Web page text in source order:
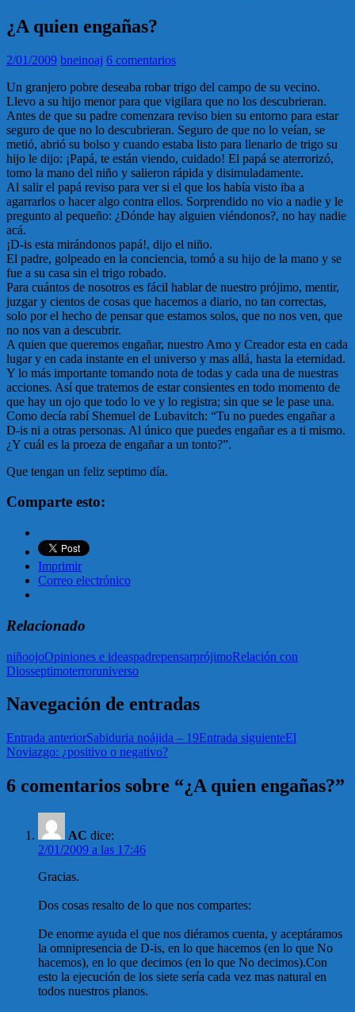
¿A quien engañas?
2/01/2009 bneinoaj 6 comentarios
Un granjero pobre deseaba robar trigo del campo de su vecino.
Llevo a su hijo menor para que vigilara que no los descubrieran.
Antes de que su padre comenzara reviso bien su entorno para estar
seguro de que no lo descubrieran. Seguro de que no lo veían, se
metió, abrió su bolso y cuando estaba listo para llenarlo de trigo su
hijo le dijo: ¡Papá, te están viendo, cuidado! El papá se aterrorizó,
tomo la mano del niño y salieron rápida y disimuladamente.
Al salir el papá reviso para ver si el que los había visto iba a
agarrarlos o hacer algo contra ellos. Sorprendido no vio a nadie y le
pregunto al pequeño: ¿Dónde hay alguien viéndonos?, no hay nadie
acá.
¡D-is esta mirándonos papá!, dijo el niño.
El padre, golpeado en la conciencia, tomó a su hijo de la mano y se
fue a su casa sin el trigo robado.
Para cuántos de nosotros es fácil hablar de nuestro prójimo, mentir,
juzgar y cientos de cosas que hacemos a diario, no tan correctas,
solo por el hecho de pensar que estamos solos, que no nos ven, que
no nos van a descubrir.
A quien que queremos engañar, nuestro Amo y Creador esta en cada
lugar y en cada instante en el universo y mas allá, hasta la eternidad.
Y lo más importante tomando nota de todas y cada una de nuestras
acciones. Así que tratemos de estar consientes en todo momento de
que hay un ojo que todo lo ve y lo registra; sin que se le pase una.
Como decía rabí Shemuel de Lubavitch: “Tu no puedes engañar a
D-is ni a otras personas. Al único que puedes engañar es a ti mismo.
¿Y cuál es la proeza de engañar a un tonto?”.
Que tengan un feliz septimo día.
Comparte esto:
Imprimir
Correo electrónico
Relacionado
niñoojoOpiniones e ideaspadrepensarprójimoRelación con
Diosseptimoterroruniverso
Navegación de entradas
Entrada anteriorSabiduria noájida – 19Entrada siguienteEl
Noviazgo: ¿positivo o negativo?
6 comentarios sobre “¿A quien engañas?”
AC dice:
2/01/2009 a las 17:46
Gracias.
Dos cosas resalto de lo que nos compartes:
De enorme ayuda el que nos diéramos cuenta, y aceptáramos
la omnipresencia de D-is, en lo que hacemos (en lo que No
hacemos), en lo que decimos (en lo que No decimos).Con
esto la ejecución de los siete sería cada vez mas natural en
todos nuestros planos.